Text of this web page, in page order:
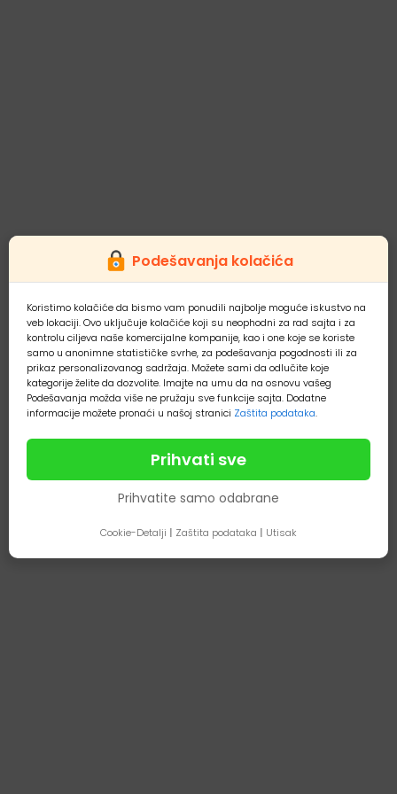
Podešavanja kolačića
Koristimo kolačiće da bismo vam ponudili najbolje moguće iskustvo na
veb lokaciji. Ovo uključuje kolačiće koji su neophodni za rad sajta i za
kontrolu ciljeva naše komercijalne kompanije, kao i one koje se koriste
samo u anonimne statističke svrhe, za podešavanja pogodnosti ili za
prikaz personalizovanog sadržaja. Možete sami da odlučite koje
kategorije želite da dozvolite. Imajte na umu da na osnovu vašeg
Podešavanja možda više ne pružaju sve funkcije sajta. Dodatne
informacije možete pronaći u našoj stranici Zaštita podataka.
Prihvati sve
Prihvatite samo odabrane
Cookie-Detalji | Zaštita podataka | Utisak